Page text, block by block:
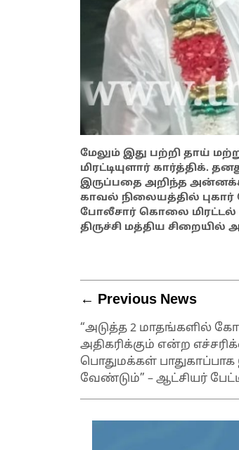
மேலும் இது பற்றி தாய்
மிரட்டியுளார் கார்த்திக்.
இருப்பதை அறிந்த
காவல் நிலையத்தில் புகார்
போலீசார் கொலை மிரட்டல்
திருச்சி மத்திய
← Previous News
“அடுத்த 2 மாதங்களில்
அதிகரிக்கும் என்ற
பொதுமக்கள் பாதுகாப்பாக
வேண்டும்” – ஆட்சியர்